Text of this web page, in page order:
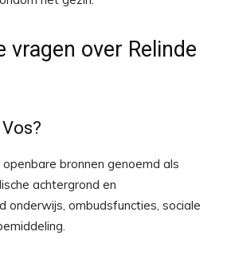
vragen over Relinde
bronnen genoemd als
achtergrond en
onderwijs, ombudsfuncties, sociale